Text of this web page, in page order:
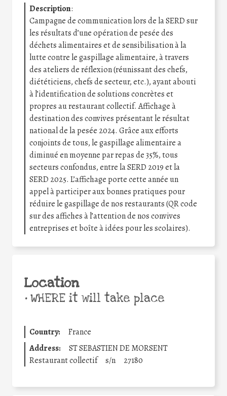
Description:
Campagne de communication lors de la SERD sur
les résultats d’une opération de pesée des
déchets alimentaires et de sensibilisation à la
lutte contre le gaspillage alimentaire, à travers
des ateliers de réflexion (réunissant des chefs,
diététiciens, chefs de secteur, etc.), ayant abouti
à l’identification de solutions concrètes et
propres au restaurant collectif. Affichage à
destination des convives présentant le résultat
national de la pesée 2024. Grâce aux efforts
conjoints de tous, le gaspillage alimentaire a
diminué en moyenne par repas de 35%, tous
secteurs confondus, entre la SERD 2019 et la
SERD 2025. L’affichage porte cette année un
appel à participer aux bonnes pratiques pour
réduire le gaspillage de nos restaurants (QR code
sur des affiches à l’attention de nos convives
entreprises et boîte à idées pour les scolaires).
Location
•WHERE it will take place
Country:
France
Address:
ST SEBASTIEN DE MORSENT
Restaurant collectif
s/n 27180